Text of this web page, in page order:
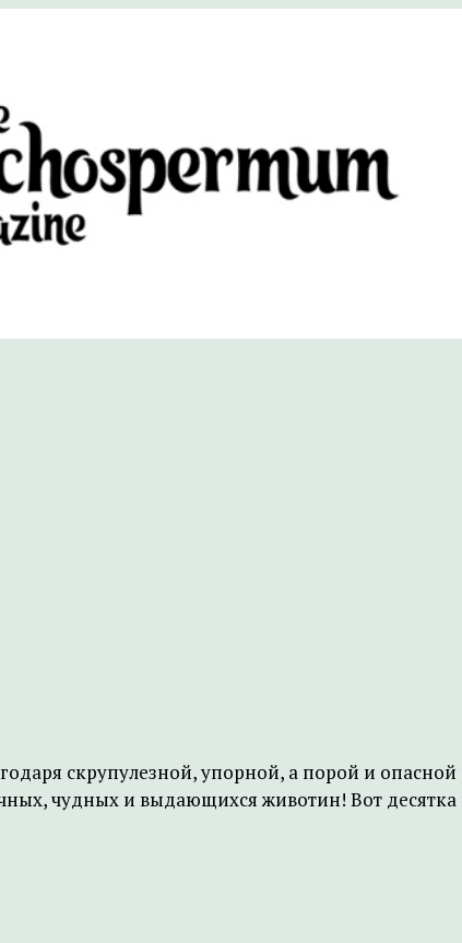
скрупулезной, упорной, а порой и опасной
чудных и выдающихся животин! Вот десятка